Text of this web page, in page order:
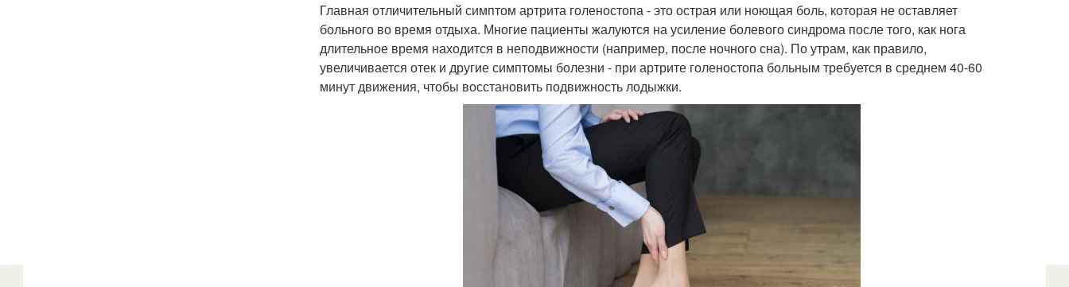
Главная отличительный симптом артрита голеностопа - это острая или ноющая боль, которая не оставляет
больного во время отдыха. Многие пациенты жалуются на усиление болевого синдрома после того, как нога
длительное время находится в неподвижности (например, после ночного сна). По утрам, как правило,
увеличивается отек и другие симптомы болезни - при артрите голеностопа больным требуется в среднем 40-60
минут движения, чтобы восстановить подвижность лодыжки.